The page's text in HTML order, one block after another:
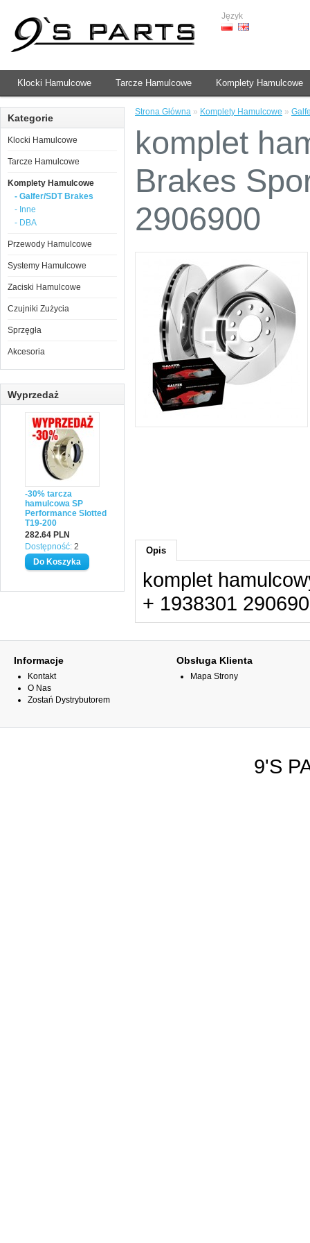
Język
Klocki Hamulcowe Tarcze Hamulcowe Komplety Hamulcowe
Kategorie
Klocki Hamulcowe
Tarcze Hamulcowe
Komplety Hamulcowe
- Galfer/SDT Brakes
- Inne
- DBA
Przewody Hamulcowe
Systemy Hamulcowe
Zaciski Hamulcowe
Czujniki Zużycia
Sprzęgła
Akcesoria
Wyprzedaż
-30% tarcza
hamulcowa SP
Performance Slotted
T19-200
282.64 PLN
Dostępność: 2
Strona Główna » Komplety Hamulcowe »
komplet
Brakes
2906900
Opis
komplet
+ 1938301
Informacje
Kontakt
O Nas
Zostań Dystrybutorem
Obsługa Klienta
Mapa Strony
9'S